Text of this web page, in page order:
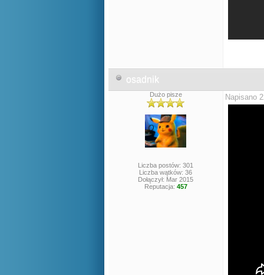
osadnik
Dużo pisze
Liczba postów: 301
Liczba wątków: 36
Dołączył: Mar 2015
Reputacja: 457
Napisano